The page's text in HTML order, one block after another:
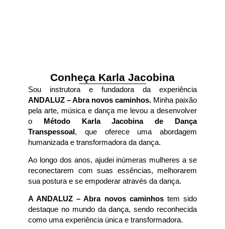
Conheça Karla Jacobina
Sou instrutora e fundadora da experiência
ANDALUZ – Abra novos caminhos. Minha paixão
pela arte, música e dança me levou a desenvolver
o Método Karla Jacobina de Dança
Transpessoal, que oferece uma abordagem
humanizada e transformadora da dança.
Ao longo dos anos, ajudei inúmeras mulheres a se
reconectarem com suas essências, melhorarem
sua postura e se empoderar através da dança.
A ANDALUZ – Abra novos caminhostem sido
destaque no mundo da dança, sendo reconhecida
como uma experiência única e transformadora.